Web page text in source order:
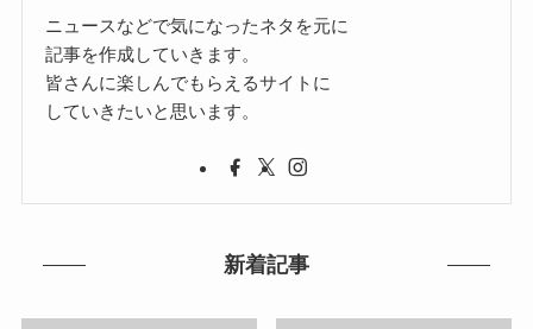
ニュースなどで気になったネタを元に
記事を作成していきます。
皆さんに楽しんでもらえるサイトに
していきたいと思います。
新着記事